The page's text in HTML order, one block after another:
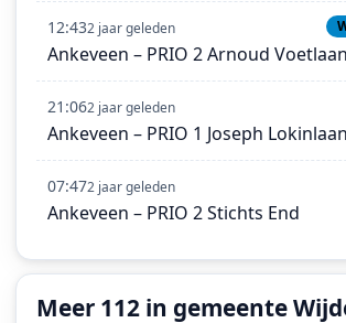
12:432 jaar geleden
Ankeveen – PRIO 2 Arnoud Voetlaan
21:062 jaar geleden
Ankeveen – PRIO 1 Joseph Lokinlaan
07:472 jaar geleden
Ankeveen – PRIO 2 Stichts End
Meer 112 in gemeente